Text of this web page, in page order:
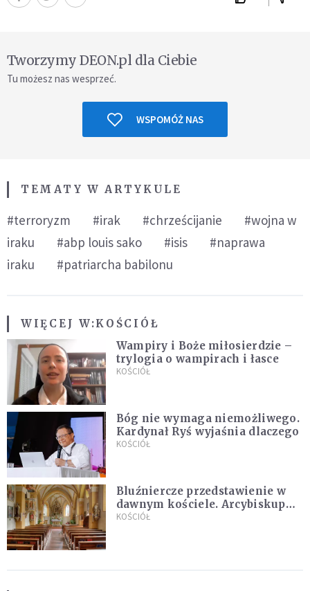
Tworzymy DEON.pl dla Ciebie
Tu możesz nas wesprzeć.
WSPOMÓŻ NAS
TEMATY W ARTYKULE
#terroryzm #irak #chrześcijanie
#wojna w
iraku
#abp louis sako #isis
#naprawa
iraku
#patriarcha babilonu
WIĘCEJ W:KOŚCIÓŁ
Wampiry i Boże miłosierdzie –
trylogia o wampirach i łasce
KOŚCIÓŁ
Bóg nie wymaga niemożliwego.
Kardynał Ryś wyjaśnia dlaczego
KOŚCIÓŁ
Bluźniercze przedstawienie w
dawnym kościele. Arcybiskup
stanowczo reaguje
KOŚCIÓŁ